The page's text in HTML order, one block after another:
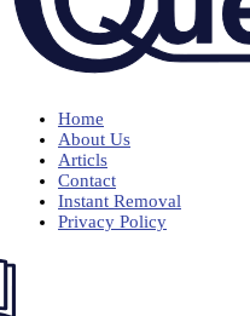
Home
About Us
Articls
Contact
Instant Removal
Privacy Policy